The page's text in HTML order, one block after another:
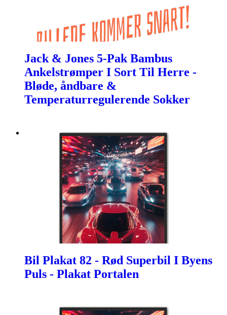
Jack & Jones 5-Pak Bambus
Ankelstrømper I Sort Til Herre -
Bløde, åndbare &
Temperaturregulerende Sokker
Bil Plakat 82 - Rød Superbil I Byens
Puls - Plakat Portalen